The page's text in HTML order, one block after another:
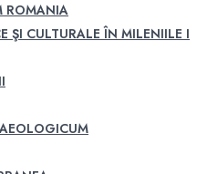
ROMANIA
ŞI CULTURALE ÎN MILENIILE I